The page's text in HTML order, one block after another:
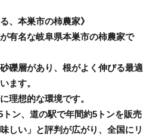
、本巣市の柿農家》
有名な岐阜県本巣市の柿農家で
礫層があり、根がよく伸びる最適
ます。
理想的な環境です。
ン、道の駅で年間約5トンを販売
しい」と評判が広がり、全国にリ